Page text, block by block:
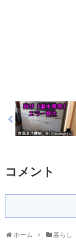
コメント
ホーム 暮らし